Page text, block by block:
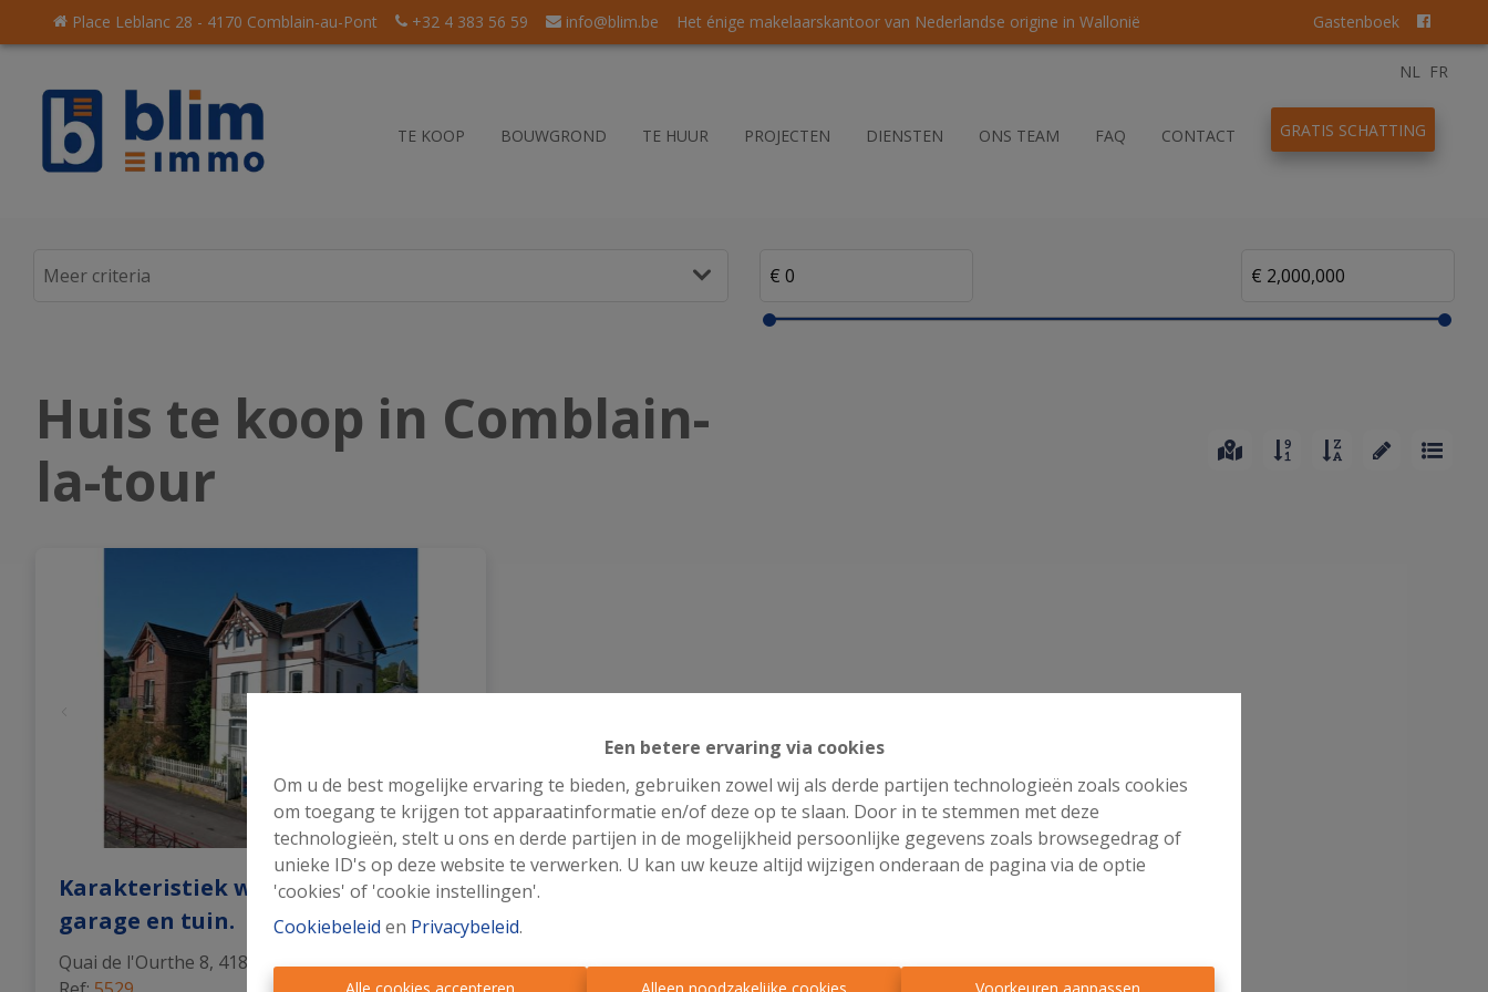
Een betere ervaring via cookies
Om u de best mogelijke ervaring te bieden, gebruiken zowel wij als derde partijen technologieën zoals cookies
om toegang te krijgen tot apparaatinformatie en/of deze op te slaan. Door in te stemmen met deze
technologieën, stelt u ons en derde partijen in de mogelijkheid persoonlijke gegevens zoals browsegedrag of
unieke ID's op deze website te verwerken. U kan uw keuze altijd wijzigen onderaan de pagina via de optie
'cookies' of 'cookie instellingen'.
Cookiebeleid en Privacybeleid.
Place Leblanc 28 - 4170 Comblain-au-Pont +32 4 383 56 59 info@blim.be Het énige makelaarskantoor van Nederlandse origine in Wallonië Gastenboek
TE KOOP BOUWGROND TE HUUR PROJECTEN DIENSTEN ONS TEAM FAQ CONTACT GRATIS SCHATTING
NL FR
énige
in Wallonië
Huis te koop in Comblain-
la-tour
Karakteristiek woonhuis met
garage en tuin.
Quai de l'Ourthe 8, 4180 Comblain-La-Tour|